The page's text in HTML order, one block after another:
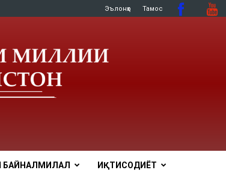
Эълонҳо Тамос
БАЙНАЛМИЛАЛӢ ИҚТИСОДИЁТ